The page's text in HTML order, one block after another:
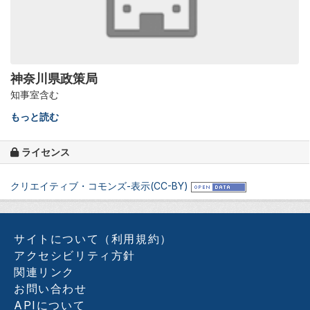
神奈川県政策局
知事室含む
もっと読む
ライセンス
クリエイティブ・コモンズ-表示(CC-BY)
サイトについて（利用規約）
アクセシビリティ方針
関連リンク
お問い合わせ
APIについて